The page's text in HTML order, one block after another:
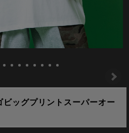
ッグプリントスーパーオー